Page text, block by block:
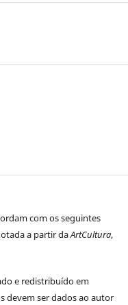
com os seguintes
a partir daArtCultura,
e redistribuído em
devem ser dados ao autor